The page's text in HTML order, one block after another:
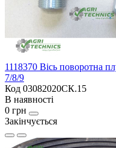
1118370 Вісь поворотна
7/8/9
Код 03082020СК.15
В наявності
0 грн
Закінчується